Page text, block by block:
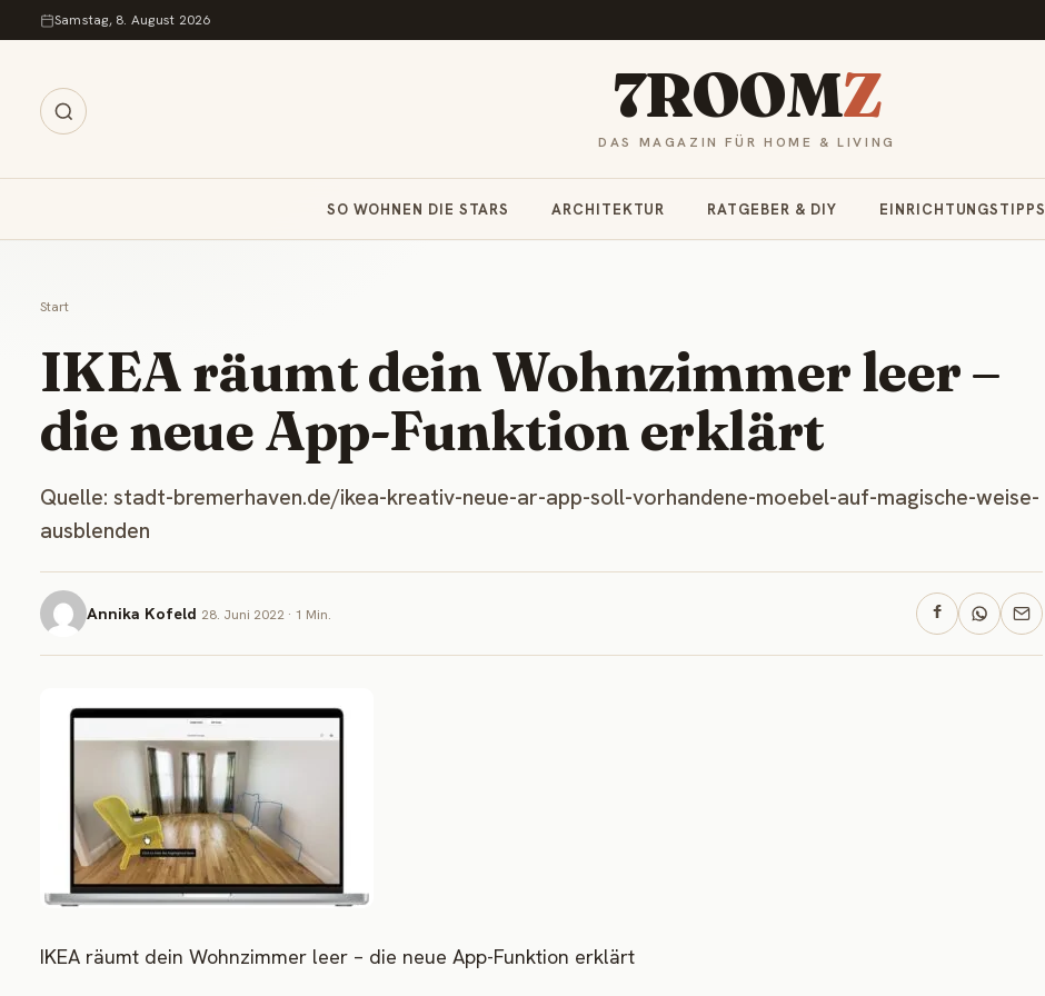
Zum Inhalt springen
Samstag, 8. August 2026
7ROOMZ
DAS MAGAZIN FÜR HOME & LIVING
SO WOHNEN DIE STARS ARCHITEKTUR RATGEBER & DIY EINRICHTUNGSTIPPS
Start
IKEA räumt dein Wohnzimmer leer –
die neue App-Funktion erklärt
Quelle: stadt-bremerhaven.de/ikea-kreativ-neue-ar-app-soll-vorhandene-moebel-auf-magische-weise-
ausblenden
Annika Kofeld 28. Juni 2022 · 1 Min.
IKEA räumt dein Wohnzimmer leer – die neue App-Funktion erklärt